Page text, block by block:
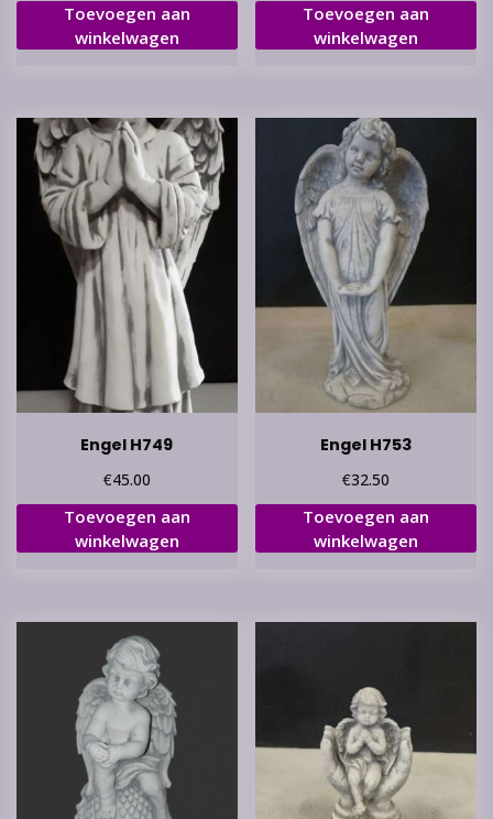
Toevoegen aan
winkelwagen
Toevoegen aan
winkelwagen
Engel H749
€45.00
Toevoegen aan
winkelwagen
Engel H753
€32.50
Toevoegen aan
winkelwagen